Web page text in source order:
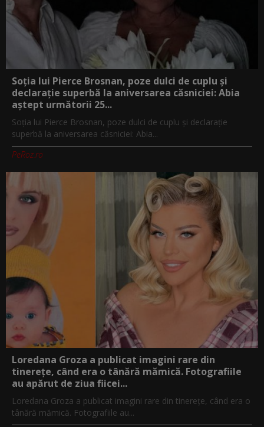
Soția lui Pierce Brosnan, poze dulci de cuplu și
declarație superbă la aniversarea căsniciei: Abia
aștept următorii 25...
Soția lui Pierce Brosnan, poze dulci de cuplu și declarație
superbă la aniversarea căsniciei: Abia...
PeRoz.ro
Loredana Groza a publicat imagini rare din
tinerețe, când era o tânără mămică. Fotografiile
au apărut de ziua fiicei...
Loredana Groza a publicat imagini rare din tinerețe, când era o
tânără mămică. Fotografiile au...